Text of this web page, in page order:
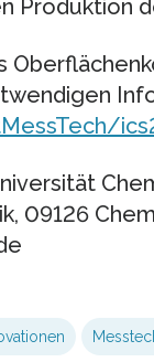
Produktion
09126